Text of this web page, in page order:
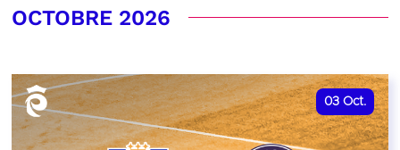
OCTOBRE 2026
03 Oct.